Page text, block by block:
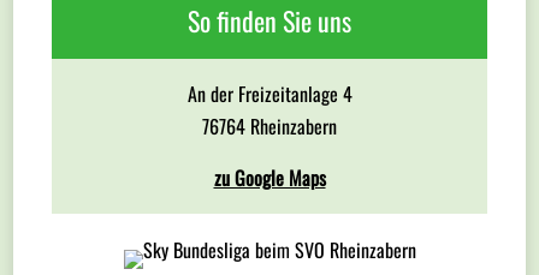
So finden Sie uns
An der Freizeitanlage 4
76764 Rheinzabern
zu Google Maps